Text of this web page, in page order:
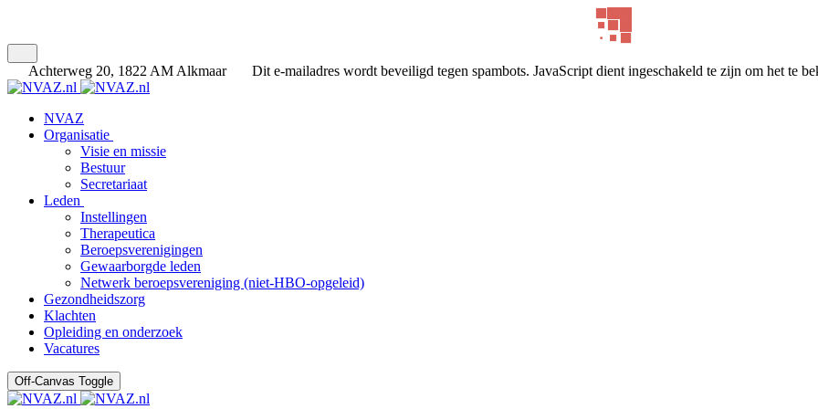
Achterweg 20, 1822 AM Alkmaar Dit e-mailadres wordt beveiligd tegen spambots. JavaScript dient ingeschakeld te zijn om het te
NVAZ
Organisatie
Visie en missie
Bestuur
Secretariaat
Leden
Instellingen
Therapeutica
Beroepsverenigingen
Gewaarborgde leden
Netwerk beroepsvereniging (niet-HBO-opgeleid)
Gezondheidszorg
Klachten
Opleiding en onderzoek
Vacatures
Off-Canvas Toggle